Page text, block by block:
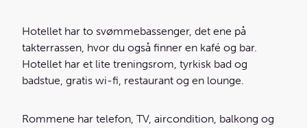
Hotellet har to svømmebassenger, det ene på
takterrassen, hvor du også finner en kafé og bar.
Hotellet har et lite treningsrom, tyrkisk bad og
badstue, gratis wi-fi, restaurant og en lounge.
Rommene har telefon, TV, aircondition, balkong og